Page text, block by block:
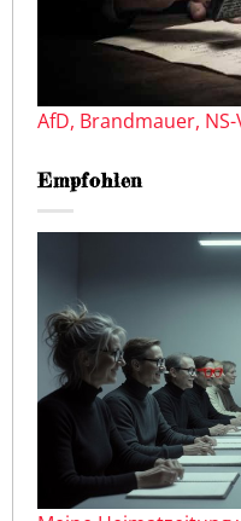
AfD, Brandmauer,
Empfohlen